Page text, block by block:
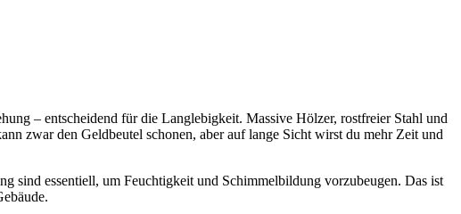
– entscheidend für die Langlebigkeit. Massive Hölzer, rostfreier Stahl und
zwar den Geldbeutel schonen, aber auf lange Sicht wirst du mehr Zeit und
sind essentiell, um Feuchtigkeit und Schimmelbildung vorzubeugen. Das ist